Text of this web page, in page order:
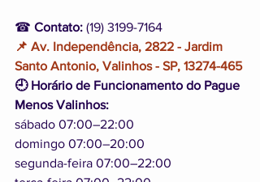
☎ Contato: (19) 3199-7164
📌 Av. Independência, 2822 - Jardim
Santo Antonio, Valinhos - SP, 13274-465
🕘 Horário de Funcionamento do Pague
Menos Valinhos:
sábado 07:00–22:00
domingo 07:00–20:00
segunda-feira 07:00–22:00